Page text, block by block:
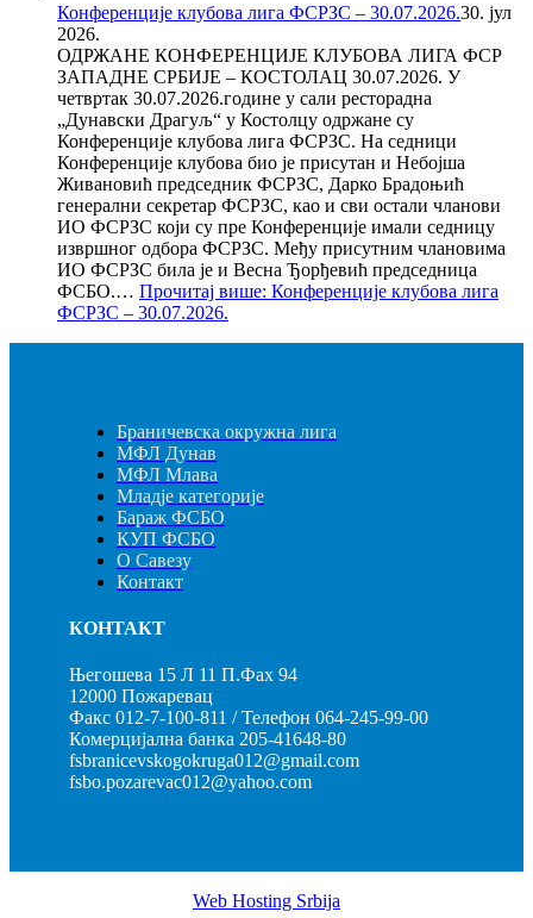
Конференције клубова лига ФСРЗС – 30.07.2026.30. јул
2026.
ОДРЖАНЕ КОНФЕРЕНЦИЈЕ КЛУБОВА ЛИГА ФСР
ЗАПАДНЕ СРБИЈЕ – КОСТОЛАЦ 30.07.2026. У
четвртак 30.07.2026.године у сали ресторадна
„Дунавски Драгуљ“ у Костолцу одржане су
Конференције клубова лига ФСРЗС. На седници
Конференције клубова био је присутан и Небојша
Живановић председник ФСРЗС, Дарко Брадоњић
генерални секретар ФСРЗС, као и сви остали чланови
ИО ФСРЗС који су пре Конференције имали седницу
извршног одбора ФСРЗС. Међу присутним члановима
ИО ФСРЗС била је и Весна Ђорђевић председница
ФСБО.… Прочитај више: Конференције клубова лига
ФСРЗС – 30.07.2026.
Браничевска окружна лига
МФЛ Дунав
МФЛ Млава
Младје категорије
Бараж ФСБО
КУП ФСБО
О Савезу
Контакт
КОНТАКТ
Његошева 15 Л 11 П.Фах 94
12000 Пожаревац
Факс 012-7-100-811 / Телефон 064-245-99-00
Комерцијална банка 205-41648-80
fsbranicevskogokruga012@gmail.com
fsbo.pozarevac012@yahoo.com
Web Hosting Srbija